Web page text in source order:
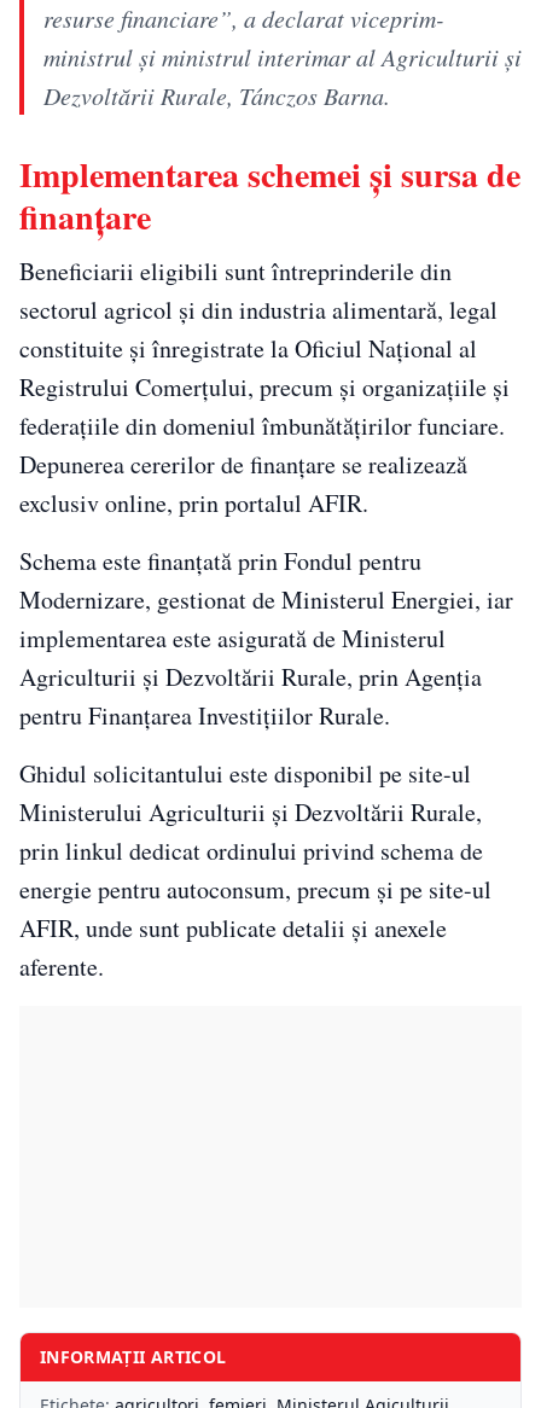
resurse financiare”, a declarat viceprim-
ministrul și ministrul interimar al Agriculturii și
Dezvoltării Rurale, Tánczos Barna.
Implementarea schemei și sursa de
finanțare
Beneficiarii eligibili sunt întreprinderile din
sectorul agricol și din industria alimentară, legal
constituite și înregistrate la Oficiul Național al
Registrului Comerțului, precum și organizațiile și
federațiile din domeniul îmbunătățirilor funciare.
Depunerea cererilor de finanțare se realizează
exclusiv online, prin portalul AFIR.
Schema este finanțată prin Fondul pentru
Modernizare, gestionat de Ministerul Energiei, iar
implementarea este asigurată de Ministerul
Agriculturii și Dezvoltării Rurale, prin Agenția
pentru Finanțarea Investițiilor Rurale.
Ghidul solicitantului este disponibil pe site-ul
Ministerului Agriculturii și Dezvoltării Rurale,
prin linkul dedicat ordinului privind schema de
energie pentru autoconsum, precum și pe site-ul
AFIR, unde sunt publicate detalii și anexele
aferente.
INFORMAȚII ARTICOL